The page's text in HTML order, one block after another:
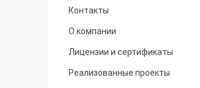
Контакты
О компании
Лицензии и сертификаты
Реализованные проекты